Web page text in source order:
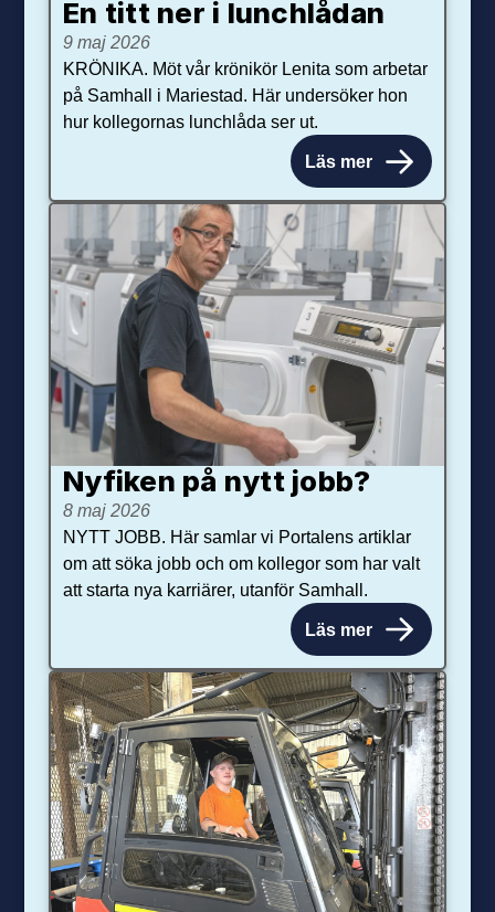
En titt ner i lunchlådan
9 maj 2026
KRÖNIKA. Möt vår krönikör Lenita som arbetar
på Samhall i Mariestad. Här undersöker hon
hur kollegornas lunchlåda ser ut.
Läs mer
Nyfiken på nytt jobb?
8 maj 2026
NYTT JOBB. Här samlar vi Portalens artiklar
om att söka jobb och om kollegor som har valt
att starta nya karriärer, utanför Samhall.
Läs mer